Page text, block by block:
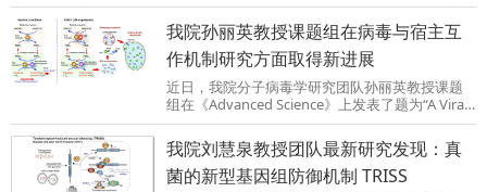
我院孙丽英教授课题组在病毒与宿主互
作机制研究方面取得新进展
近日，我院分子病毒学研究团队孙丽英教授课题
组在《Advanced Science》上发表了题为“A Viral
RNA Silencing Suppressor Modulates Reactive
Oxygen Species Levels ...
我院刘慧泉教授团队最新研究发现：真
菌的新型基因组防御机制 TRISS